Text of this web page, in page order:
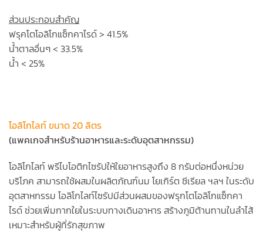
ส่วนประกอบสำคัญ
ฟรุคโตโอลิโกแซ็กคาไรด์ > 41.5%
น้ำตาลอื่นๆ < 33.5%
น้ำ < 25%
โอลิโกไลท์ ขนาด 20 ลิตร
(แพคเกจสำหรับร้านอาหารและระดับอุตสาหกรรม)
โอลิโกไลท์ พรีไบโอติกไซรัปให้ใยอาหารสูงถึง 8 กรัมต่อหนึ่งหน่วย
บริโภค สามารถใช้ผสมในผลิตภัณฑ์นม โยเกิร์ต ซีเรียล ฯลฯ ในระดับ
อุตสาหกรรม โอลิโกไลท์ไซรัปมีส่วนผสมของฟรุกโตโอลิโกแซ็กคา
ไรด์ ช่วยเพิ่มกากใยในระบบทางเดินอาหาร สร้างภูมิต้านทานในลำไส้
เหมาะสำหรับผู้ที่รักสุขภาพ